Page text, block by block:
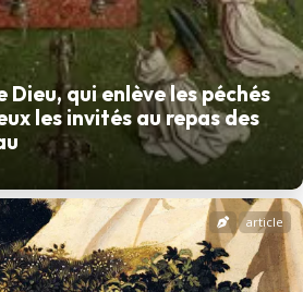
Dieu, qui enlève les péchés
les invités au repas des
article